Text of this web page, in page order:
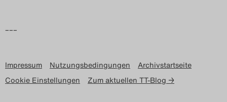
–––
Impressum Nutzungsbedingungen
Archivstartseite
Cookie Einstellungen
Zum aktuellen TT-Blog →